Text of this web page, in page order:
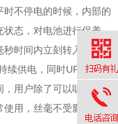
不停电的时候，内部的
状态，对电池进行保养。
秒时间内立刻转入逆变状
续供电，同时UPS不间
用户除了可以听到报警
使用，丝毫不受影响。